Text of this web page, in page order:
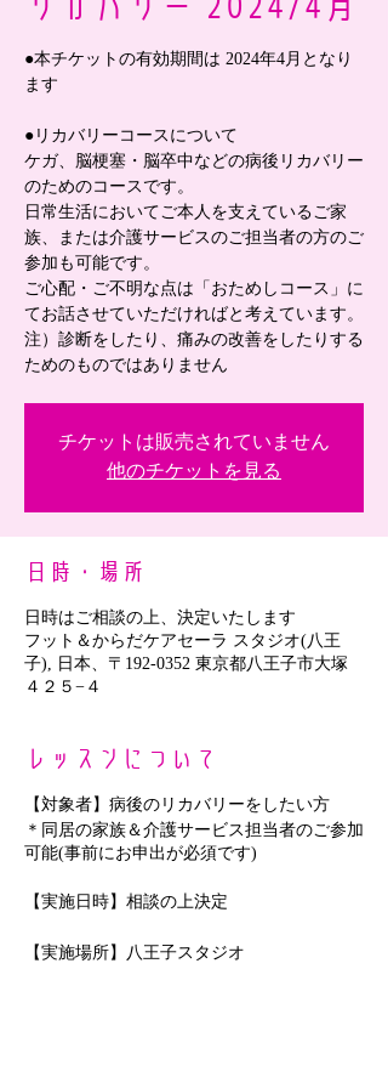
●本チケットの有効期間は 2024年4月となり
ます
●リカバリーコースについて
ケガ、脳梗塞・脳卒中などの病後リカバリー
のためのコースです。
日常生活においてご本人を支えているご家
族、または介護サービスのご担当者の方のご
参加も可能です。
ご心配・ご不明な点は「おためしコース」に
てお話させていただければと考えています。
注）診断をしたり、痛みの改善をしたりする
ためのものではありません
チケットは販売されていません
他のチケットを見る
日時・場所
日時はご相談の上、決定いたします
フット＆からだケアセーラ スタジオ(八王
子), 日本、〒192-0352 東京都八王子市大塚
４２５−４
レッスンについて
【対象者】病後のリカバリーをしたい方
＊同居の家族＆介護サービス担当者のご参加
可能(事前にお申出が必須です)
【実施日時】相談の上決定
【実施場所】八王子スタジオ